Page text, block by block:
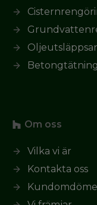
Betongtätning
Om oss
Vilka vi är
Kontakta oss
Kundomdöme